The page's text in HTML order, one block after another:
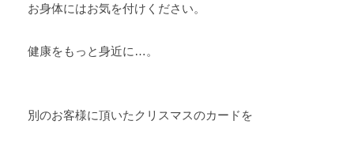
お身体にはお気を付けください。
健康をもっと身近に…。
別のお客様に頂いたクリスマスのカードを